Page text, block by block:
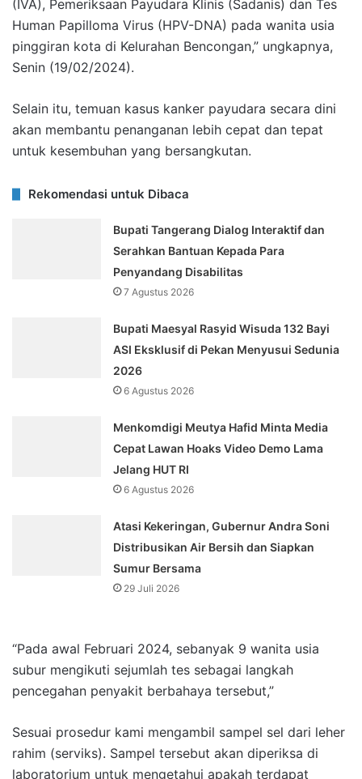
(IVA), Pemeriksaan Payudara Klinis (Sadanis) dan Tes
Human Papilloma Virus (HPV-DNA) pada wanita usia
pinggiran kota di Kelurahan Bencongan,” ungkapnya,
Senin (19/02/2024).
Selain itu, temuan kasus kanker payudara secara dini
akan membantu penanganan lebih cepat dan tepat
untuk kesembuhan yang bersangkutan.
Rekomendasi untuk Dibaca
Bupati Tangerang Dialog Interaktif dan
Serahkan Bantuan Kepada Para
Penyandang Disabilitas
7 Agustus 2026
Bupati Maesyal Rasyid Wisuda 132 Bayi
ASI Eksklusif di Pekan Menyusui Sedunia
2026
6 Agustus 2026
Menkomdigi Meutya Hafid Minta Media
Cepat Lawan Hoaks Video Demo Lama
Jelang HUT RI
6 Agustus 2026
Atasi Kekeringan, Gubernur Andra Soni
Distribusikan Air Bersih dan Siapkan
Sumur Bersama
29 Juli 2026
“Pada awal Februari 2024, sebanyak 9 wanita usia
subur mengikuti sejumlah tes sebagai langkah
pencegahan penyakit berbahaya tersebut,”
Sesuai prosedur kami mengambil sampel sel dari leher
rahim (serviks). Sampel tersebut akan diperiksa di
laboratorium untuk mengetahui apakah terdapat